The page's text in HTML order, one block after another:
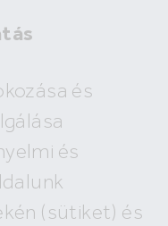
és
és
(sütiket) és